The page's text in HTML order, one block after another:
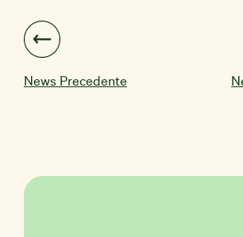
News Precedente